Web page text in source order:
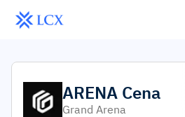
ARENA Cena
Grand Arena